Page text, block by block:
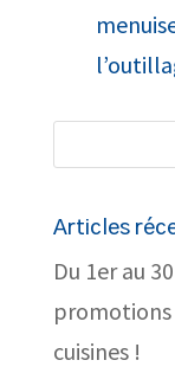
Articles
Du 1er au
cuisines !